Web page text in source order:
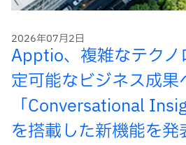
2026年07月2日
Apptio、複雑なテクノ
定可能なビジネス成果
「Conversational
を搭載した新機能を発